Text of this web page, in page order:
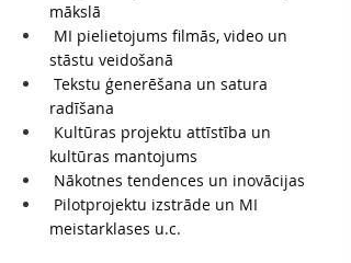
mākslā
MI pielietojums filmās, video un
stāstu veidošanā
Tekstu ģenerēšana un satura
radīšana
Kultūras projektu attīstība un
kultūras mantojums
Nākotnes tendences un inovācijas
Pilotprojektu izstrāde un MI
meistarklases u.c.